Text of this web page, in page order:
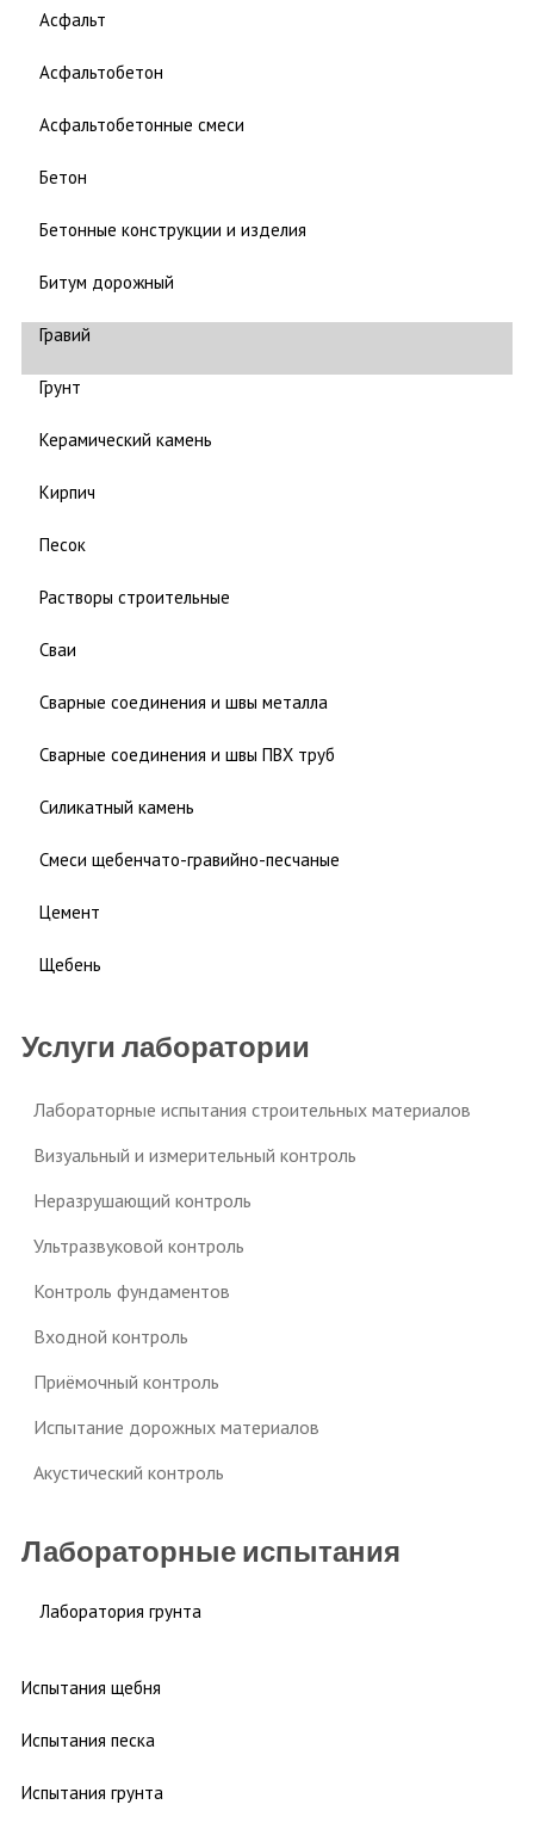
Асфальт
Асфальтобетон
Асфальтобетонные смеси
Бетон
Бетонные конструкции и изделия
Битум дорожный
Гравий
Грунт
Керамический камень
Кирпич
Песок
Растворы строительные
Сваи
Сварные соединения и швы металла
Сварные соединения и швы ПВХ труб
Силикатный камень
Смеси щебенчато-гравийно-песчаные
Цемент
Щебень
Услуги лаборатории
Лабораторные испытания строительных материалов
Визуальный и измерительный контроль
Неразрушающий контроль
Ультразвуковой контроль
Контроль фундаментов
Входной контроль
Приёмочный контроль
Испытание дорожных материалов
Акустический контроль
Лабораторные испытания
Лаборатория грунта
Испытания щебня
Испытания песка
Испытания грунта